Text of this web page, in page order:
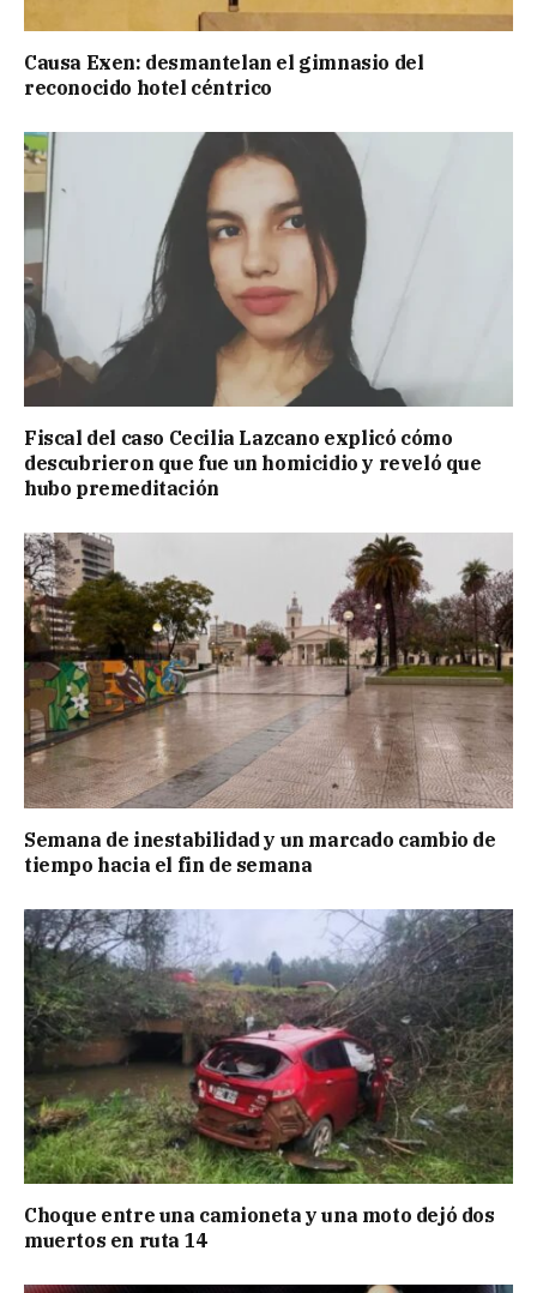
Causa Exen: desmantelan el gimnasio del
reconocido hotel céntrico
Fiscal del caso Cecilia Lazcano explicó cómo
descubrieron que fue un homicidio y reveló que
hubo premeditación
Semana de inestabilidad y un marcado cambio de
tiempo hacia el fin de semana
Choque entre una camioneta y una moto dejó dos
muertos en ruta 14